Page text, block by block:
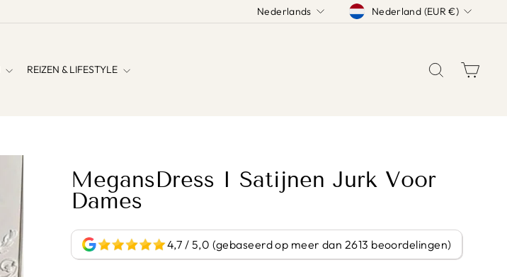
TAAL
Nederlands Nederland (EUR €)
REIZEN & LIFESTYLE ZOEK
MegansDress I Satijnen Jurk Voor
Dames
4,7 / 5,0 (gebaseerd op meer dan 2613 beoordelingen)